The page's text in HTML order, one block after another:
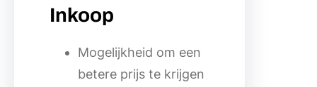
Inkoop
Mogelijkheid om een
betere prijs te krijgen